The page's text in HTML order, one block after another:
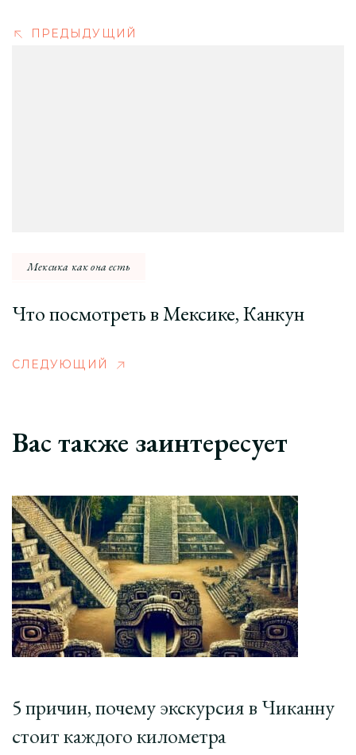
ПРЕДЫДУЩИЙ
Мексика как она есть
Что посмотреть в Мексике, Канкун
СЛЕДУЮЩИЙ
Вас также заинтересует
5 причин, почему экскурсия в Чиканну
стоит каждого километра